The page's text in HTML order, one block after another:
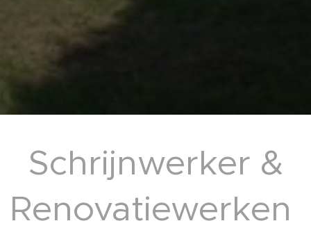
Schrijnwerker &
Renovatiewerken